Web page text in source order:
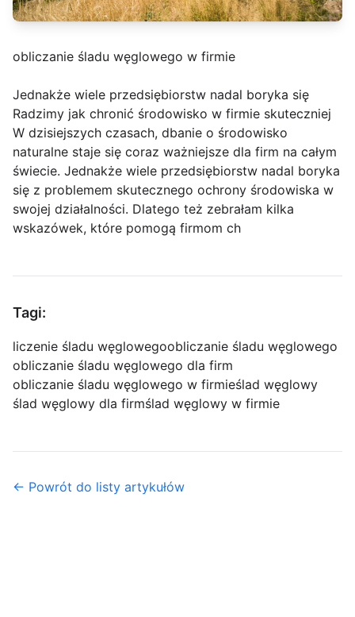
obliczanie śladu węglowego w firmie
Jednakże wiele przedsiębiorstw nadal boryka się
Radzimy jak chronić środowisko w firmie skuteczniej
W dzisiejszych czasach, dbanie o środowisko
naturalne staje się coraz ważniejsze dla firm na całym
świecie. Jednakże wiele przedsiębiorstw nadal boryka
się z problemem skutecznego ochrony środowiska w
swojej działalności. Dlatego też zebrałam kilka
wskazówek, które pomogą firmom ch
Tagi:
liczenie śladu węglowegoobliczanie śladu węglowego
obliczanie śladu węglowego dla firm
obliczanie śladu węglowego w firmieślad węglowy
ślad węglowy dla firmślad węglowy w firmie
← Powrót do listy artykułów